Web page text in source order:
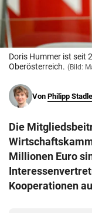
© Krone Multimedia
Muthgasse 2, 1190
Doris Hummer ist seit
Oberösterreich. (Bild:
Von Philipp
Die
Millionen Euro
Kooperationen